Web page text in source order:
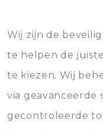
Wij zijn de
te helpen de
te kiezen. Wij
via geavanceerde
gecontroleerde